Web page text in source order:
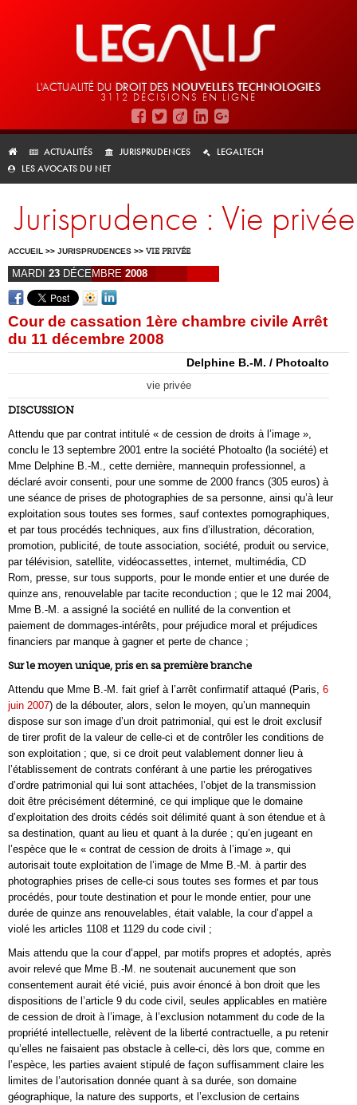
L'ACTUALITÉ DU DROIT DES NOUVELLES TECHNOLOGIES
3112 DÉCISIONS EN LIGNE
ACTUALITÉS JURISPRUDENCES
LEGALTECH
LES AVOCATS DU NET
Jurisprudence : Vie privée
ACCUEIL >> JURISPRUDENCES >> VIE PRIVÉE
MARDI 23 DÉCEMBRE 2008
Cour de cassation 1ère chambre civile Arrêt
du 11 décembre 2008
Delphine B.-M. / Photoalto
vie privée
DISCUSSION
Attendu que par contrat intitulé « de cession de droits à l’image »,
conclu le 13 septembre 2001 entre la société Photoalto (la société) et
Mme Delphine B.-M., cette dernière, mannequin professionnel, a
déclaré avoir consenti, pour une somme de 2000 francs (305 euros) à
une séance de prises de photographies de sa personne, ainsi qu’à leur
exploitation sous toutes ses formes, sauf contextes pornographiques,
et par tous procédés techniques, aux fins d’illustration, décoration,
promotion, publicité, de toute association, société, produit ou service,
par télévision, satellite, vidéocassettes, internet, multimédia, CD
Rom, presse, sur tous supports, pour le monde entier et une durée de
quinze ans, renouvelable par tacite reconduction ; que le 12 mai 2004,
Mme B.-M. a assigné la société en nullité de la convention et
paiement de dommages-intérêts, pour préjudice moral et préjudices
financiers par manque à gagner et perte de chance ;
Sur le moyen unique, pris en sa première branche
Attendu que Mme B.-M. fait grief à l’arrêt confirmatif attaqué (Paris, 6
juin 2007) de la débouter, alors, selon le moyen, qu’un mannequin
dispose sur son image d’un droit patrimonial, qui est le droit exclusif
de tirer profit de la valeur de celle-ci et de contrôler les conditions de
son exploitation ; que, si ce droit peut valablement donner lieu à
l’établissement de contrats conférant à une partie les prérogatives
d’ordre patrimonial qui lui sont attachées, l’objet de la transmission
doit être précisément déterminé, ce qui implique que le domaine
d’exploitation des droits cédés soit délimité quant à son étendue et à
sa destination, quant au lieu et quant à la durée ; qu’en jugeant en
l’espèce que le « contrat de cession de droits à l’image », qui
autorisait toute exploitation de l’image de Mme B.-M. à partir des
photographies prises de celle-ci sous toutes ses formes et par tous
procédés, pour toute destination et pour le monde entier, pour une
durée de quinze ans renouvelables, était valable, la cour d’appel a
violé les articles 1108 et 1129 du code civil ;
Mais attendu que la cour d’appel, par motifs propres et adoptés, après
avoir relevé que Mme B.-M. ne soutenait aucunement que son
consentement aurait été vicié, puis avoir énoncé à bon droit que les
dispositions de l’article 9 du code civil, seules applicables en matière
de cession de droit à l’image, à l’exclusion notamment du code de la
propriété intellectuelle, relèvent de la liberté contractuelle, a pu retenir
qu’elles ne faisaient pas obstacle à celle-ci, dès lors que, comme en
l’espèce, les parties avaient stipulé de façon suffisamment claire les
limites de l’autorisation donnée quant à sa durée, son domaine
géographique, la nature des supports, et l’exclusion de certains